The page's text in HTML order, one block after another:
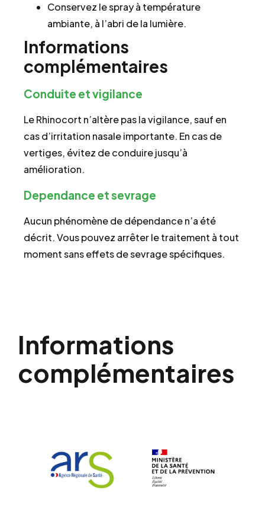
Conservez le spray à température
ambiante, à l’abri de la lumière.
Informations
complémentaires
Conduite et vigilance
Le Rhinocort n’altère pas la vigilance, sauf en
cas d’irritation nasale importante. En cas de
vertiges, évitez de conduire jusqu’à
amélioration.
Dependance et sevrage
Aucun phénomène de dépendance n’a été
décrit. Vous pouvez arrêter le traitement à tout
moment sans effets de sevrage spécifiques.
Informations
complémentaires